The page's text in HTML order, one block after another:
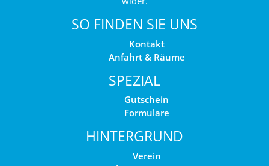
SO FINDEN SIE UNS
Kontakt
Anfahrt & Räume
SPEZIAL
Gutschein
Formulare
HINTERGRUND
Verein